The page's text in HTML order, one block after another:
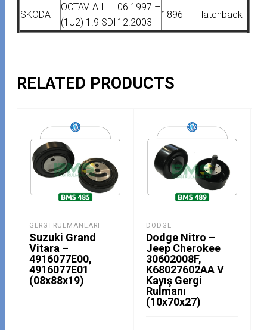
SKODA
OCTAVIA I
(1U2) 1.9 SDI
06.1997 –
12.2003
1896 Hatchback
RELATED PRODUCTS
GERGI RULMANLARI
Suzuki Grand
Vitara –
4916077E00,
4916077E01
(08x88x19)
DODGE
Dodge Nitro –
Jeep Cherokee
30602008F,
K68027602AA V
Kayış Gergi
Rulmanı
(10x70x27)